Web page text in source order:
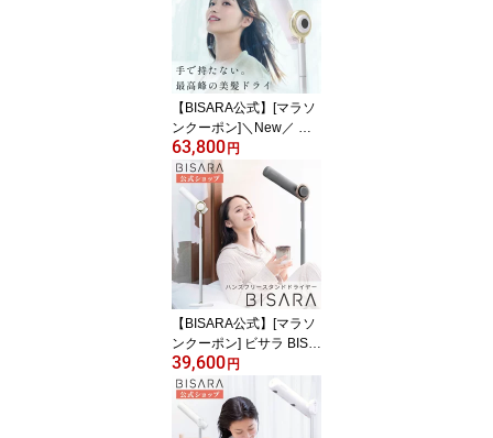
【BISARA公式】[マラソ
ンクーポン]＼New／ ビ
サラ BISARA PRO 2.0 プ
ロ ハンズフリースタンド
ドライヤー 静音性アップ
速乾 大風量 BLDCモータ
ー 自動首振り ながら乾
かし 美髪 プラズマイオ
ン4億個 リモコン ドライ
ヤー QUADS【メーカー
保証付き】
63,800 円
【BISARA公式】[マラソ
ンクーポン] ビサラ BISA
RA スタンドドライヤー
ハンズフリードライヤー
自動首振り ながら乾かし
美髪 美髪モード マイナ
39,600 円